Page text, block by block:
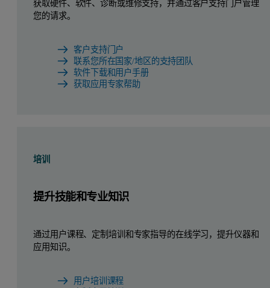
获取硬件、软件、诊断或维修支持，并通过客户支持门户管理
您的请求。
客户支持门户
联系您所在国家/地区的支持团队
软件下载和用户手册
获取应用专家帮助
培训
提升技能和专业知识
通过用户课程、定制培训和专家指导的在线学习，提升仪器和
应用知识。
用户培训课程